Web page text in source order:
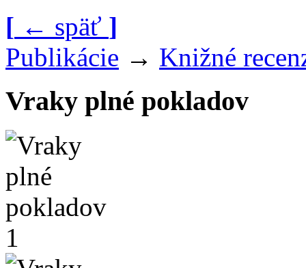
[ ← späť ]
Publikácie → Knižné
Vraky plné pokladov